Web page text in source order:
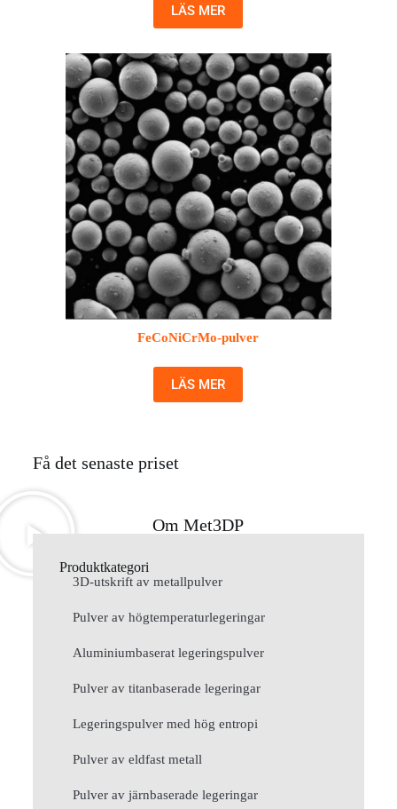
LÄS MER
FeCoNiCrMo-pulver
LÄS MER
Få det senaste priset
Om Met3DP
Produktkategori
3D-utskrift av metallpulver
Pulver av högtemperaturlegeringar
Aluminiumbaserat legeringspulver
Pulver av titanbaserade legeringar
Legeringspulver med hög entropi
Pulver av eldfast metall
Pulver av järnbaserade legeringar